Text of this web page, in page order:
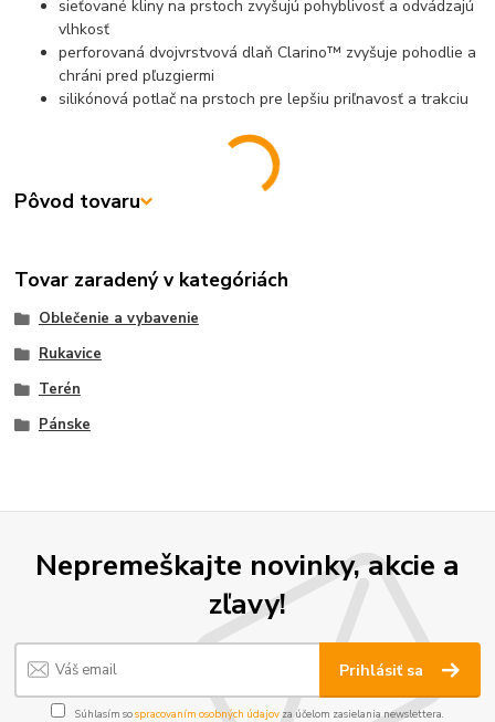
sieťované kliny na prstoch zvyšujú pohyblivosť a odvádzajú
vlhkosť
perforovaná dvojvrstvová dlaň Clarino™ zvyšuje pohodlie a
chráni pred pľuzgiermi
silikónová potlač na prstoch pre lepšiu priľnavosť a trakciu
Pôvod tovaru
Tovar zaradený v kategóriách
Oblečenie a vybavenie
Rukavice
Terén
Pánske
Nepremeškajte novinky, akcie a
zľavy!
Prihlásiť sa
Súhlasím sospracovaním osobných údajov za účelom zasielania newslettera.